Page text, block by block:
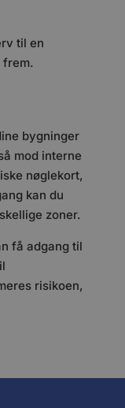
til en
frem.
bygninger
mod interne
nøglekort,
kan du
zoner.
få adgang til
risikoen,